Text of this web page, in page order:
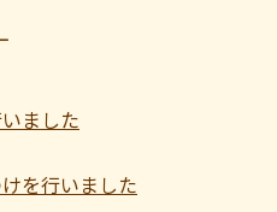
ました
を行いました